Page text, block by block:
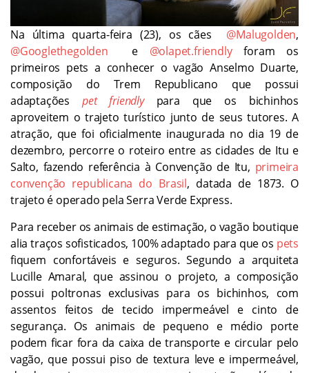
Na última quarta-feira (23), os cães @Malugolden,
@Googlethegolden e @olapet.friendlyforam os
primeiros pets a conhecer o vagão Anselmo Duarte,
composição do Trem Republicano que possui
adaptações pet friendlypara que os bichinhos
aproveitem o trajeto turístico junto de seus tutores. A
atração, que foi oficialmente inaugurada no dia 19 de
dezembro, percorre o roteiro entre as cidades de Itu e
Salto, fazendo referência à Convenção de Itu, primeira
convenção republicana do Brasil, datada de 1873. O
trajeto é operado pela Serra Verde Express.
Para receber os animais de estimação, o vagão boutique
alia traços sofisticados, 100% adaptado para que os pets
fiquem confortáveis e seguros. Segundo a arquiteta
Lucille Amaral, que assinou o projeto, a composição
possui poltronas exclusivas para os bichinhos, com
assentos feitos de tecido impermeável e cinto de
segurança. Os animais de pequeno e médio porte
podem ficar fora da caixa de transporte e circular pelo
vagão, que possui piso de textura leve e impermeável,